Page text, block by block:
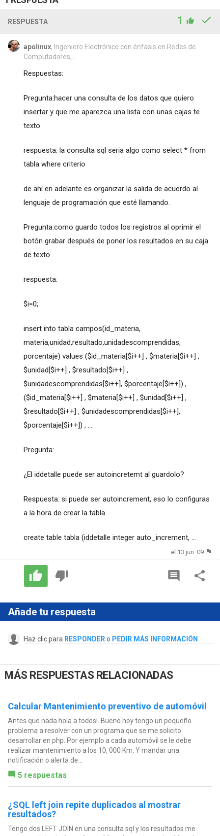
RESPUESTA 1
apolinux, Ingeniero Electrónico con énfasis en Redes de
Computadores,...
Respuestas:
Pregunta:hacer una consulta de los datos que quiero
insertar y que me aparezca una lista con unas cajas te
texto
respuesta: la consulta sql seria algo como select * from
tabla where criterio
de ahí en adelante es organizar la salida de acuerdo al
lenguaje de programación que esté llamando.
Pregunta:como guardo todos los registros al oprimir el
botón grabar después de poner los resultados en su caja
de texto
respuesta:
$i=0;
insert into tabla campos(id_materia,
materia,unidad,resultado,unidadescomprendidas,
porcentaje) values ($id_materia[$i++] , $materia[$i++] ,
$unidad[$i++] , $resultado[$i++] ,
$unidadescomprendidas[$i++], $porcentaje[$i++]) ,
($id_materia[$i++] , $materia[$i++] , $unidad[$i++] ,
$resultado[$i++] , $unidadescomprendidas[$i++],
$porcentaje[$i++]) , ...
Pregunta:
¿El iddetalle puede ser autoincretemt al guardolo?
Respuesta: si puede ser autoincrement, eso lo configuras
a la hora de crear la tabla
create table tabla (iddetalle integer auto_increment, ...
el 13 jun. 09
Añade tu respuesta
Haz clic para RESPONDER o PEDIR MÁS INFORMACIÓN
MÁS RESPUESTAS RELACIONADAS
Calcular Mantenimiento preventivo de automóvil
Antes que nada hola a todos!. Bueno hoy tengo un pequeño
problema a resolver con un programa que se me solicito
desarrollar en php. Por ejemplo a cada automóvil se le debe
realizar mantenimiento a los 10, 000 Km. Y mandar una
notificación o alerta de...
5 respuestas
¿SQL left join repite duplicados al mostrar
resultados?
Tengo dos LEFT JOIN en una consulta sql y los resultados me